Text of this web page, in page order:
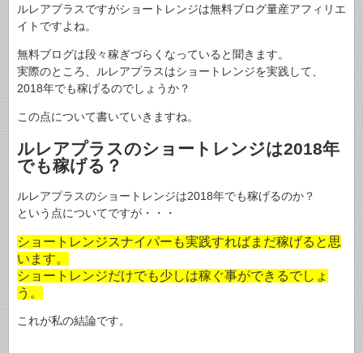
ルレアプラスですがショートレンジは無料ブログ量産アフィリエ
イトですよね。
無料ブログは段々稼ぎづらくなっていると聞きます。
実際のところ、ルレアプラスはショートレンジを実践して、
2018年でも稼げるのでしょうか？
この点について書いていきますね。
ルレアプラスのショートレンジは2018年
でも稼げる？
ルレアプラスのショートレンジは2018年でも稼げるのか？
という点についてですが・・・
ショートレンジスナイパーも実践すればまだ稼げると思
います。
ショートレンジだけでも少しは稼ぐ事ができるでしょ
う。
これが私の結論です。